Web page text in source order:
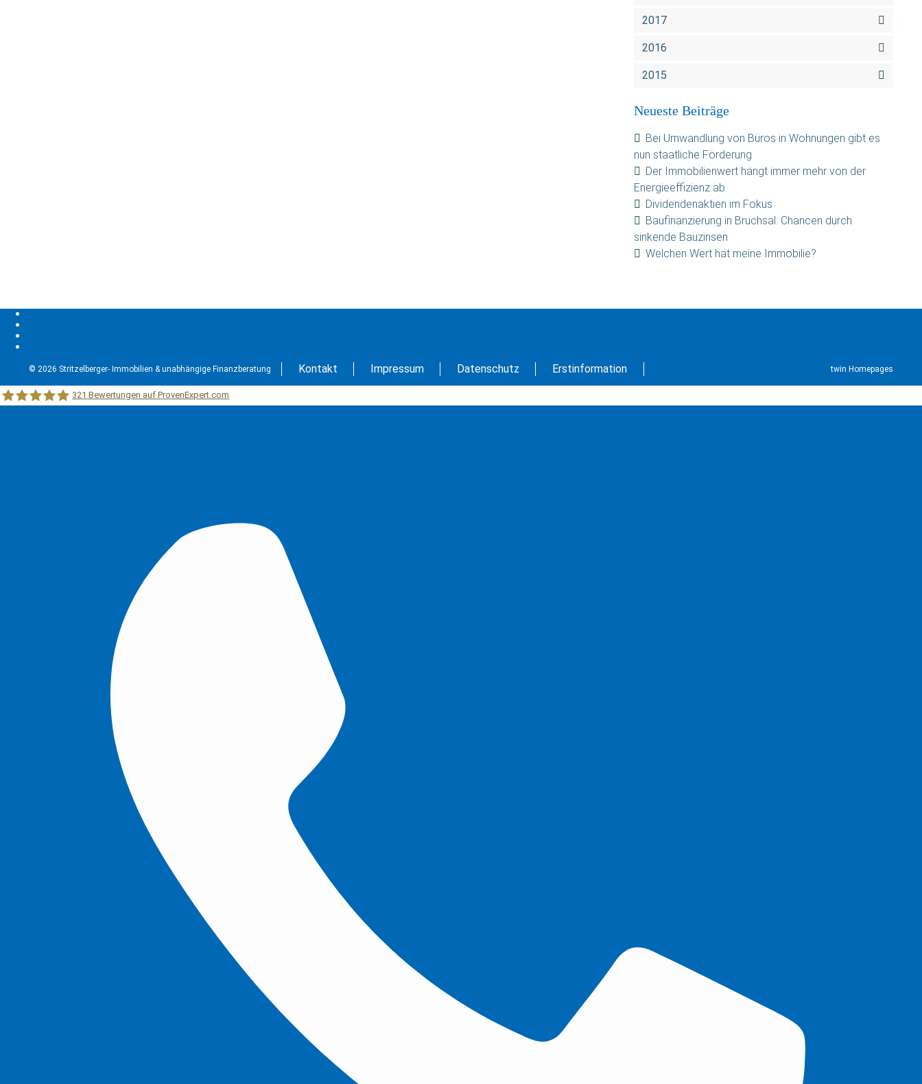
2017
2016
2015
Neueste Beiträge
Bei Umwandlung von Büros in Wohnungen gibt es
nun staatliche Förderung
Der Immobilienwert hängt immer mehr von der
Energieeffizienz ab
Dividendenaktien im Fokus
Baufinanzierung in Bruchsal: Chancen durch
sinkende Bauzinsen
Welchen Wert hat meine Immobilie?
Kontakt Impressum Datenschutz Erstinformation
© 2026 Stritzelberger- Immobilien & unabhängige Finanzberatung twin Homepages
321 Bewertungen auf ProvenExpert.com